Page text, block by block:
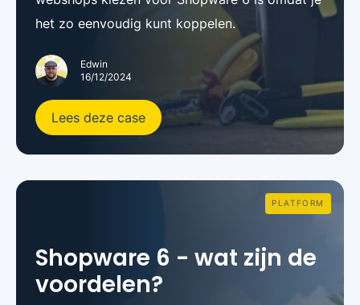
het zo eenvoudig kunt koppelen.
Edwin
16/12/2024
Lees deze case
PLATFORM
Shopware 6 - wat zijn de
voordelen?